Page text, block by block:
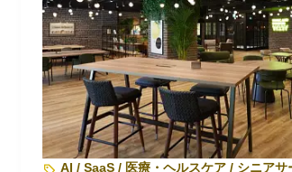
AI / SaaS / 医療・ヘルスケア / シニアサ